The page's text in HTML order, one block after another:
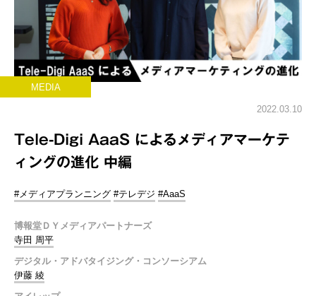
MEDIA
2022.03.10
Tele-Digi AaaS によるメディアマーケテ
ィングの進化 中編
#メディアプランニング #テレデジ #AaaS
博報堂ＤＹメディアパートナーズ
寺田 周平
デジタル・アドバタイジング・コンソーシアム
伊藤 綾